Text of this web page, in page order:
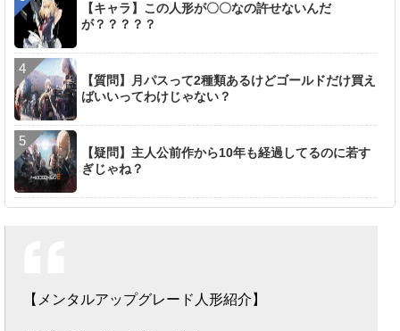
【キャラ】この人形が〇〇なの許せないんだ
が？？？？？
【質問】月パスって2種類あるけどゴールドだけ買え
ばいいってわけじゃない？
【疑問】主人公前作から10年も経過してるのに若す
ぎじゃね？
【メンタルアップグレード人形紹介】